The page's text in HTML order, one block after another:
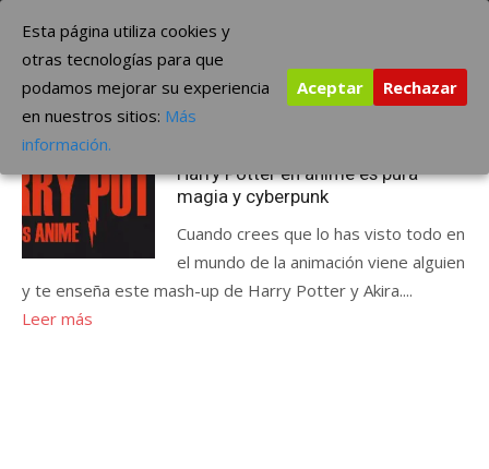
contenido
The Borderline Music
Etiqueta:es pura magia
Harry Potter en anime es pura
magia y cyberpunk
Cuando crees que lo has visto todo en
el mundo de la animación viene alguien
y te enseña este mash-up de Harry Potter y Akira....
Leer más
Esta página utiliza cookies y
otras tecnologías para que
podamos mejorar su experiencia
en nuestros sitios: Más
información.
Aceptar Rechazar